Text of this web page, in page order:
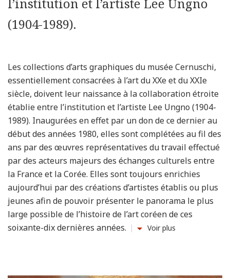
l’institution et l’artiste Lee Ungno
(1904-1989).
Les collections d’arts graphiques du musée Cernuschi,
essentiellement consacrées à l’art du XXe et du XXIe
siècle, doivent leur naissance à la collaboration étroite
établie entre l’institution et l’artiste Lee Ungno (1904-
1989). Inaugurées en effet par un don de ce dernier au
début des années 1980, elles sont complétées au fil des
ans par des œuvres représentatives du travail effectué
par des acteurs majeurs des échanges culturels entre
la France et la Corée. Elles sont toujours enrichies
aujourd’hui par des créations d’artistes établis ou plus
jeunes afin de pouvoir présenter le panorama le plus
large possible de l’histoire de l’art coréen de ces
soixante-dix dernières années.
Voir plus